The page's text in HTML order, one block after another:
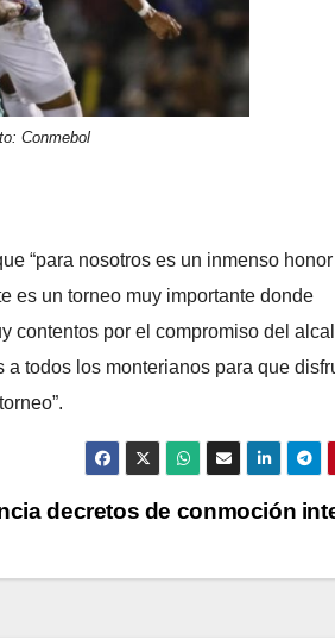
Conmebol
“para nosotros es un inmenso
es un torneo muy importante donde
contentos por el compromiso del
todos los monterianos para que
decretos de conmoción